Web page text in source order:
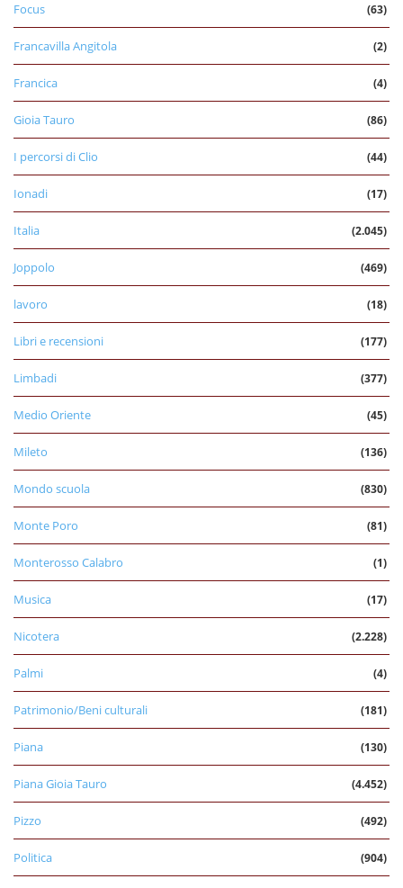
Focus (63)
Francavilla Angitola (2)
Francica (4)
Gioia Tauro (86)
I percorsi di Clio (44)
Ionadi (17)
Italia (2.045)
Joppolo (469)
lavoro (18)
Libri e recensioni (177)
Limbadi (377)
Medio Oriente (45)
Mileto (136)
Mondo scuola (830)
Monte Poro (81)
Monterosso Calabro (1)
Musica (17)
Nicotera (2.228)
Palmi (4)
Patrimonio/Beni culturali (181)
Piana (130)
Piana Gioia Tauro (4.452)
Pizzo (492)
Politica (904)